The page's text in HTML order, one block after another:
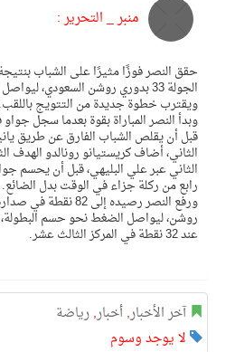
منبر _ التحرير :
الجولة 33 بدوري روشن السعودي،
ويقترب خطوة جديدة من التتويج باللقب.
وبدأ النصر المباراة بقوة بعدما سجل
قبل أن يقلص الشباب الفارق عن طريق
الثاني، أضاف كريستيانو رونالدو الهدف
الثاني عبر علي البليهي، قبل أن يحسم
رابع من ركلة جزاء في الوقت بدل الضائع.
ورفع النصر رصيده إلى
روشن، ليواصل الضغط نحو حسم
عند 32 نقطة في المركز الثالث عشر.
آخر الأخبار,أخبار,رياضة
لا يوجد وسوم